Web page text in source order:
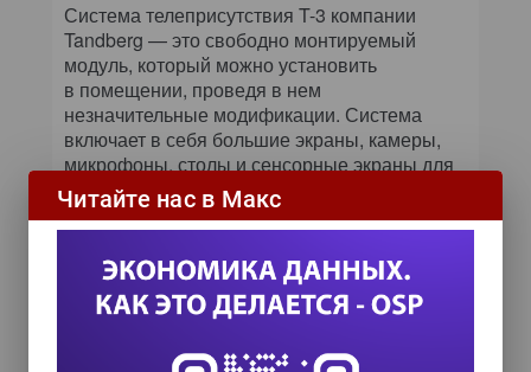
Система телеприсутствия T-3 компании
Tandberg — это свободно монтируемый
модуль, который можно установить
в помещении, проведя в нем
незначительные модификации. Система
включает в себя большие экраны, камеры,
микрофоны, столы и сенсорные экраны для
совместной работы и управления системой.
Кроме того, T-3 может стать одним из
и построенной для поддержки
телеприсутствия, так как в ее состав входят
приборы студийного освещения и стеновые
панели с фоновой подсветкой, которые
Читайте нас в Макс